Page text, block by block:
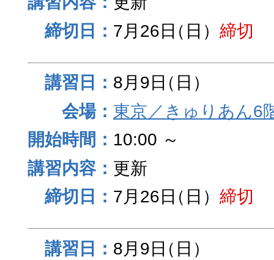
7月26日（日） 締切
8月9日（日）
東京／きゅりあん6
10:00 ～
更新
7月26日（日） 締切
8月9日（日）